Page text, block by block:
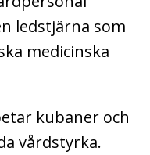
ledstjärna som
medicinska
kubaner och
vårdstyrka.